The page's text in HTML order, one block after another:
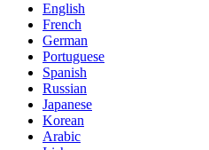
English
French
German
Portuguese
Spanish
Russian
Japanese
Korean
Arabic